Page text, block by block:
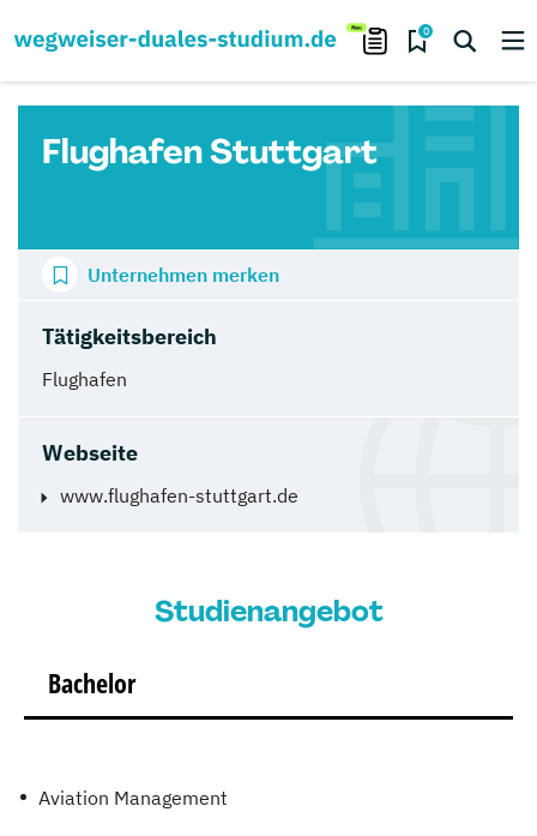
0
Flughafen Stuttgart
Tätigkeitsbereich
Flughafen
Webseite
www.flughafen-stuttgart.de
Unternehmen merken
Studienangebot
Bachelor
Aviation Management